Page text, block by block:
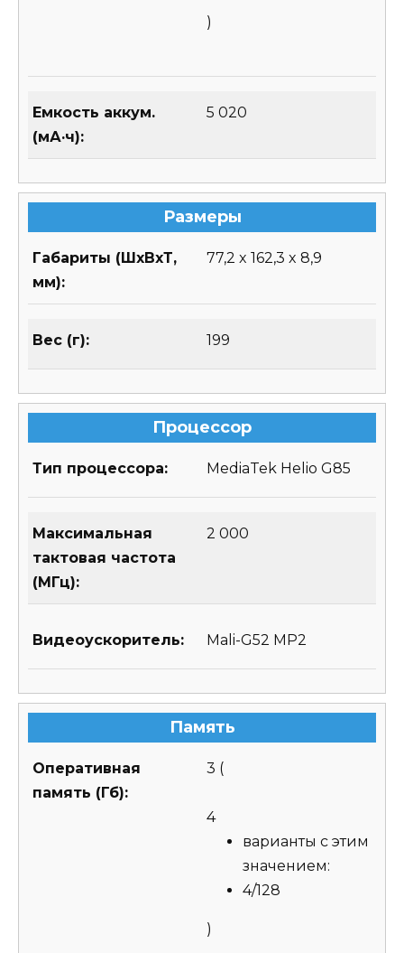
)
Емкость аккум.
(мА·ч):
5 020
Размеры
Габариты (ШхВхТ,
мм):
77,2 x 162,3 x 8,9
Вес (г): 199
Процессор
Тип процессора: MediaTek Helio G85
Максимальная
тактовая частота
(МГц):
2 000
Видеоускоритель: Mali-G52 MP2
Память
Оперативная
память (Гб):
3 (
4
варианты с этим
значением:
4/128
)